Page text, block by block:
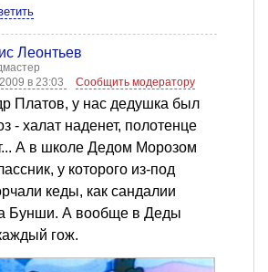
Леонтьев
в 23:03
Сообщить модератору
Платов, у нас дедушка был
- халат наденет, полотенце
А в школе Дедом Морозом
у которого из-под
кеды, как сандалии
Бунши. А вообще в Деды
гож.